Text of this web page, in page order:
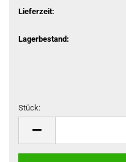
Lieferzeit:
Lagerbestand:
Stück: